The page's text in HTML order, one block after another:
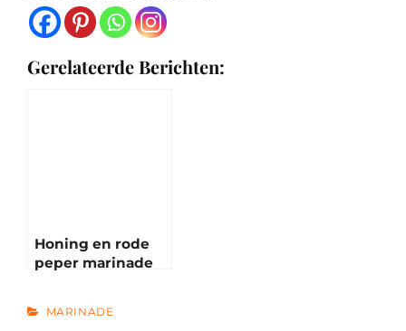
Gerelateerde Berichten:
Honing en rode
peper marinade
CATEGORIES
MARINADE